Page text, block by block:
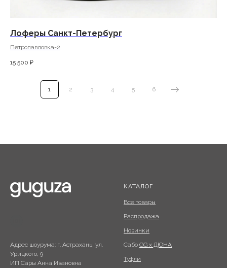
Лоферы Санкт-Петербург
Петропавловка-2
15 500 ₽
1 2 3 4 5 6
Адрес шоурума: г. Астрахань, ул.
Урицкого, 9
ИП Сары Анна Ивановна
КАТАЛОГ
Все товары
Распродажа
Новинки
Сабо GG x ДЮНА
Туфли